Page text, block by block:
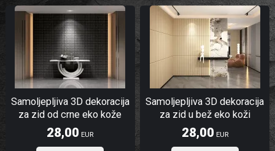
Samoljepljiva 3D dekoracija
za zid od crne eko kože
kvadrati
28,00 EUR
Samoljepljiva 3D dekoracija
za zid u bež eko koži
28,00 EUR